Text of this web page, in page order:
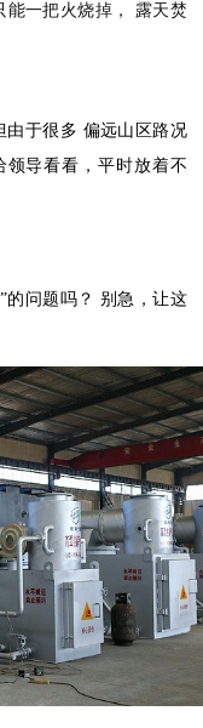
能一把火烧掉 ，
露天焚
由于很多 偏远山区路况
导看看，平时放着不
的问题吗？ 别急，让这